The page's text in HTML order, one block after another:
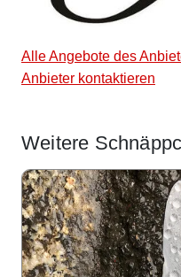
Alle Angebote des
Anbieter kontaktieren
Weitere
Angebote im